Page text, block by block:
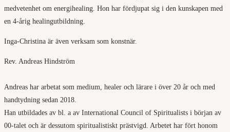
medvetenhet om energihealing. Hon har fördjupat sig i den kunskapen med
en 4-årig healingutbildning.
Inga-Christina är även verksam som konstnär.
Rev. Andreas Hindström
Andreas har arbetat som medium, healer och lärare i över 20 år och med
handtydning sedan 2018.
Han utbildades av bl. a av International Council of Spiritualists i början av
00-talet och är dessutom spiritualistiskt prästvigd. Arbetet har fört honom